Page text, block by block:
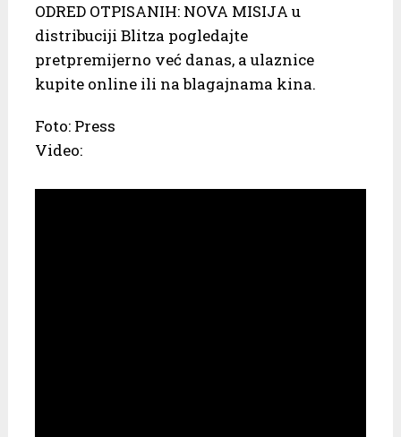
ODRED OTPISANIH: NOVA MISIJA u
distribuciji Blitza pogledajte
pretpremijerno već danas, a ulaznice
kupite online ili na blagajnama kina.
Foto: Press
Video: